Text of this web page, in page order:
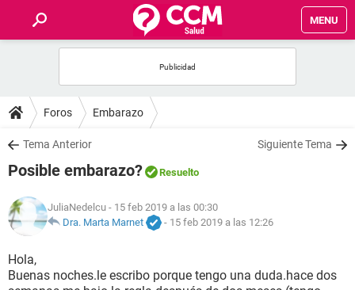
MENU
FOROS
SALUD
NUTRICIÓN
BIENESTAR
Foros Embarazo
Tema Anterior Siguiente Tema
Posible embarazo? Resuelto
JuliaNedelcu - 15 feb 2019 a las 00:30
Dra. Marta Marnet
- 15 feb 2019 a las 12:26
Hola,
Buenas noches.le escribo porque tengo una duda.hace dos